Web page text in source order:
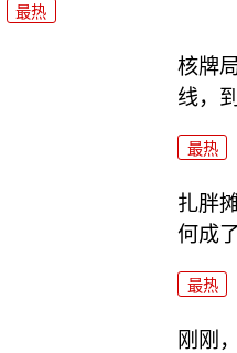
最热
核牌
线，
最热
扎胖
何成
最热
刚刚